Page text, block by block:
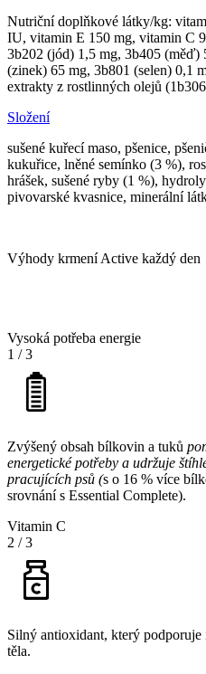
Nutriční doplňkové látky/kg:
IU, vitamin E 150 mg, vitamin C
3b202 (jód) 1,5 mg, 3b405 (měď)
(zinek) 65 mg, 3b801 (selen) 0,1
extrakty z rostlinných olejů
Složení
sušené kuřecí maso, pšenice,
kukuřice, lněné semínko (3 %),
hrášek, sušené ryby (1 %),
pivovarské kvasnice, minerální
Výhody krmení Active každý den
Vysoká potřeba energie
1 /3
Zvýšený obsah bílkovin a tuků
energetické potřeby a udržuje
pracujících psů (s o 16 % více
srovnání s Essential Complete).
Vitamin C
2 /3
Silný antioxidant, který
těla.